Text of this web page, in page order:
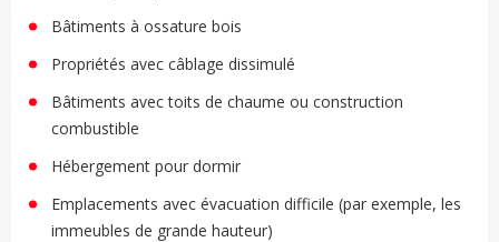
Bâtiments à ossature bois
Propriétés avec câblage dissimulé
Bâtiments avec toits de chaume ou construction
combustible
Hébergement pour dormir
Emplacements avec évacuation difficile (par exemple, les
immeubles de grande hauteur)